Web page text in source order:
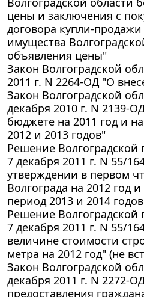
цены и заключения с
договора купли-продажи
имущества
объявления цены"
Закон Волгоградской
2011 г. N 2264-ОД "О
Закон Волгоградской
декабря 2010 г. N 2139-
бюджете на 2011 год и
2012 и 2013 годов"
Решение Волгоградской
7 декабря 2011 г. N 55/
утверждении в первом
Волгограда на 2012 год
период 2013 и 2014
Решение Волгоградской
7 декабря 2011 г. N 55/
величине стоимости
метра на 2012 год" (не
Закон Волгоградской
декабря 2011 г. N 2272-
предоставления